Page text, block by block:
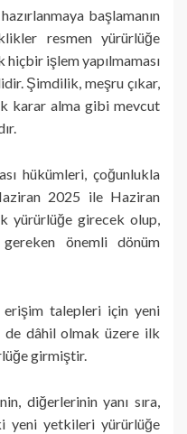
başlamanın
resmen yürürlüğe
işlem yapılmaması
Şimdilik, meşru çıkar,
karar alma gibi mevcut
hükümleri, çoğunlukla
2025 ile Haziran
yürürlüğe girecek olup,
önemli dönüm
talepleri için yeni
de dâhil olmak üzere ilk
girmiştir.
diğerlerinin yanı sıra,
yeni yetkileri yürürlüğe